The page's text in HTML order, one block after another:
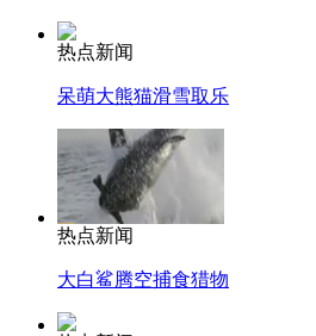
热点新闻
呆萌大熊猫滑雪取乐
热点新闻
大白鲨腾空捕食猎物